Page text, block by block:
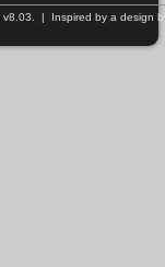
v8.03. | Inspired by a design